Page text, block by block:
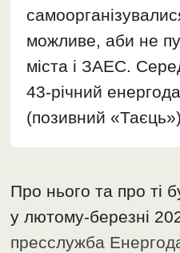
можливе, аби не
міста і ЗАЕС.
43-річний
(позивний
Про нього та про ті
у лютому-березні
пресслужба